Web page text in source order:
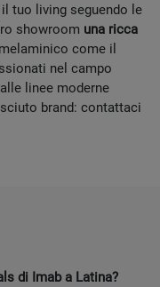
tuo living seguendo le
showroom una ricca
come il
nel campo
linee moderne
brand: contattaci
di Imab a Latina?